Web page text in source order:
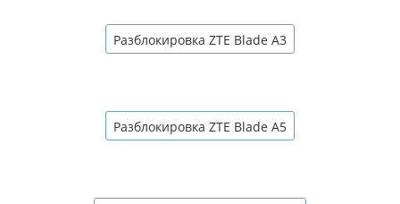
Разблокировка ZTE Blade A3
Разблокировка ZTE Blade A5